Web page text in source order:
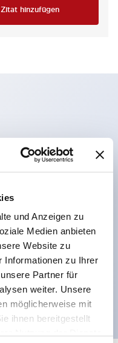
und Anzeigen zu
Medien anbieten
Website zu
Informationen zu Ihrer
Partner für
weiter. Unsere
möglicherweise mit
ihnen bereitgestellt
hinzufügen
ermöglicht eine 4-
der
Kontaktblock),
2-Aktions-
IP20-